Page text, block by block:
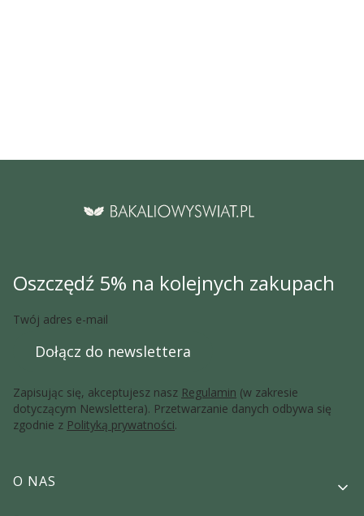
Oszczędź 5% na kolejnych zakupach
Twój adres e-mail
Dołącz do newslettera
Zapisując się, akceptujesz nasz Regulamin (w zakresie
dotyczącym Newslettera). Przetwarzanie danych odbywa się
zgodnie z Polityką prywatności.
Linki w stopce
O NAS